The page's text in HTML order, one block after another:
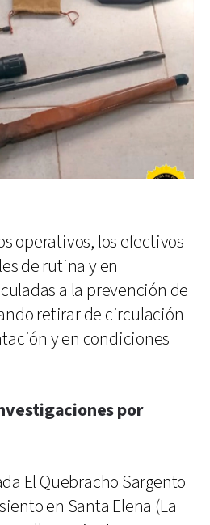
operativos, los efectivos
de rutina y en
a la prevención de
retirar de circulación
y en condiciones
por
El Quebracho Sargento
en Santa Elena (La